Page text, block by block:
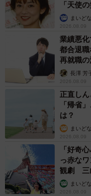
「天使の
まいど
2026.08.09
業績悪
都合退
再就職
アカウン
長澤 芳
2026.08.09
正直し
「帰省
は？
まいど
2026.08.09
「好奇
っ赤な
観劇 三
まいど
2026.08.09